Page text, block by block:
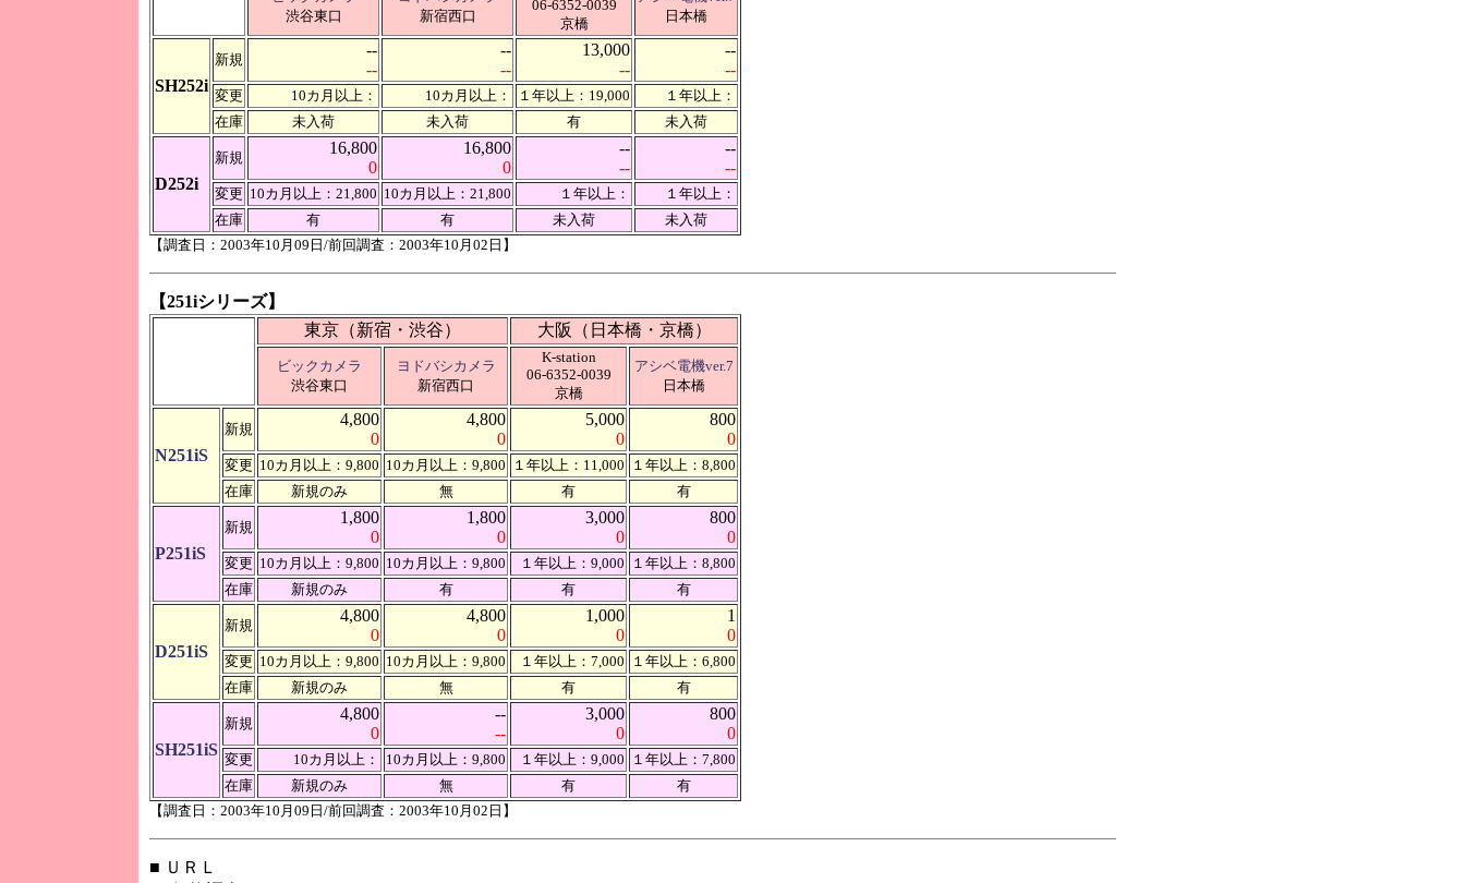
渋谷東口
新宿西口
06-6352-0039
京橋
日本橋
SH252i
新規
--
--
--
--
13,000
--
--
--
変更 10カ月以上： 10カ月以上： １年以上：19,000
１年以上：
在庫
未入荷 未入荷 有 未入荷
D252i
新規
16,800
0
16,800
0
--
--
--
--
変更 10カ月以上：21,800 10カ月以上：21,800 １年以上：
１年以上：
在庫
有 有 未入荷
未入荷
【調査日：2003年10月09日/前回調査：2003年10月02日】
【251iシリーズ】
東京（新宿・渋谷）
大阪（日本橋・京橋）
ビックカメラ
渋谷東口
ヨドバシカメラ
新宿西口
K-station
06-6352-0039
京橋
アシベ電機ver.7
日本橋
N251iS
新規
4,800
0
4,800
0
5,000
0
800
0
変更 10カ月以上：9,800 10カ月以上：9,800 １年以上：11,000
１年以上：8,800
在庫
新規のみ 無 有 有
P251iS
新規
1,800
0
1,800
0
3,000
0
800
0
変更 10カ月以上：9,800 10カ月以上：9,800 １年以上：9,000
１年以上：8,800
在庫
新規のみ 有 有 有
D251iS
新規
4,800
0
4,800
0
1,000
0
1
0
変更 10カ月以上：9,800 10カ月以上：9,800 １年以上：7,000
１年以上：6,800
在庫
新規のみ 無 有 有
SH251iS
新規
4,800
0
--
--
3,000
0
800
0
変更 10カ月以上： 10カ月以上：9,800 １年以上：9,000
１年以上：7,800
在庫
新規のみ 無 有
有
【調査日：2003年10月09日/前回調査：2003年10月02日】
■ ＵＲＬ